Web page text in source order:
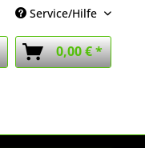
Service/Hilfe
0,00 € *